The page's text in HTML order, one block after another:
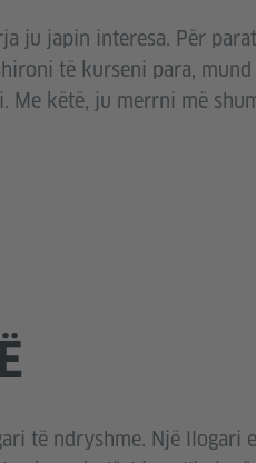
ju japin interesa. Për
të kurseni para,
këtë, ju merrni më
të ndryshme. Një llogari